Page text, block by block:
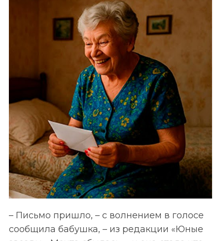
– Письмо пришло, – с волнением в голосе
сообщила бабушка, – из редакции «Юные